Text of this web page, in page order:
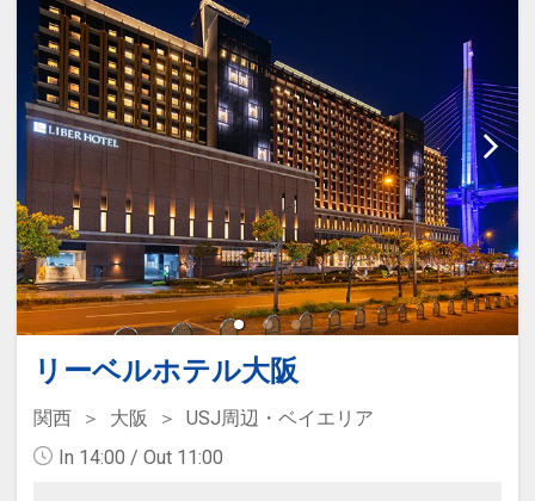
リーベルホテル大阪
関西 大阪
USJ周辺・ベイエリア
In 14:00 / Out 11:00